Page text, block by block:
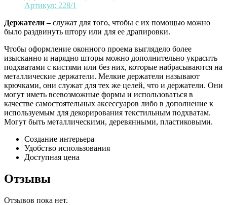
Артикул: 228/1
Держатели –служат для того, чтобы с их помощью можно
было раздвинуть штору или для ее драпировки.
Чтобы оформление оконного проема выглядело более
изысканно и нарядно шторы можно дополнительно украсить
подхватами с кистями или без них, которые набрасываются на
металлические держатели. Мелкие держатели называют
крючками, они служат для тех же целей, что и держатели. Они
могут иметь всевозможные формы и использоваться в
качестве самостоятельных аксессуаров либо в дополнение к
используемым для декорирования текстильным подхватам.
Могут быть металлическими, деревянными, пластиковыми.
Создание интерьера
Удобство использования
Доступная цена
Отзывы
Отзывов пока нет.